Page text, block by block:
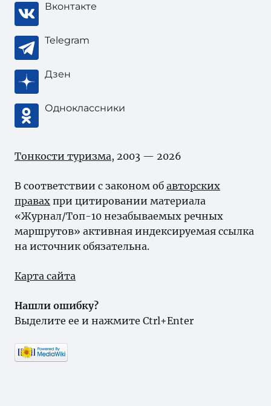
Вконтакте
Telegram
Дзен
Одноклассники
Тонкости туризма, 2003 — 2026
В соответствии с законом об авторских
правах при цитировании материала
«Журнал/Топ-10 незабываемых речных
маршрутов» активная индексируемая ссылка
на источник обязательна.
Карта сайта
Нашли ошибку?
Выделите ее и нажмите Ctrl+Enter